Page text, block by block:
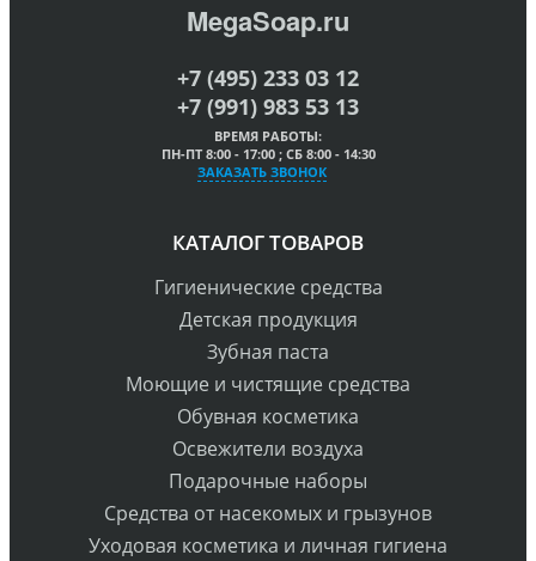
MegaSoap.ru
+7 (495) 233 03 12
+7 (991) 983 53 13
ВРЕМЯ РАБОТЫ:
ПН-ПТ 8:00 - 17:00 ; СБ 8:00 - 14:30
ЗАКАЗАТЬ ЗВОНОК
КАТАЛОГ ТОВАРОВ
Гигиенические средства
Детская продукция
Зубная паста
Моющие и чистящие средства
Обувная косметика
Освежители воздуха
Подарочные наборы
Средства от насекомых и грызунов
Уходовая косметика и личная гигиена